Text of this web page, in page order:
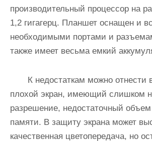
производительный процессор на
1,2 гигагерц. Планшет оснащен и
необходимыми портами и
также имеет весьма емкий
К недостаткам можно отнести
плохой экран, имеющий слишком
разрешение, недостаточный
памяти. В защиту экрана может
качественная цветопередача, но